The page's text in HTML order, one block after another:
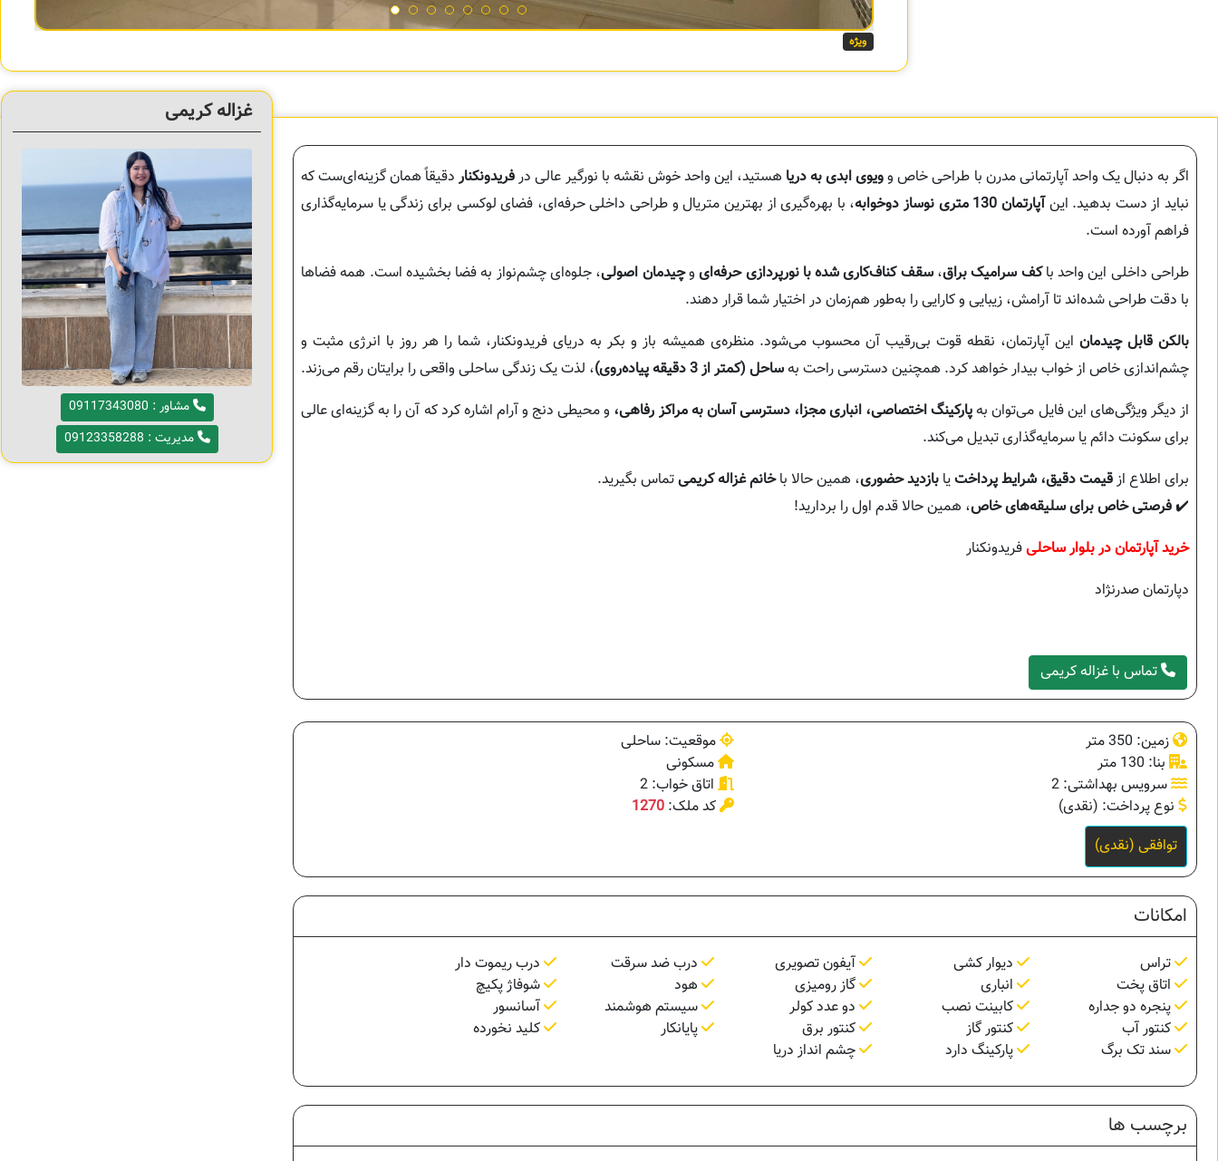
ویژه
غزاله کریمی
مشاور : 09117343080
مدیریت : 09123358288
اگر به دنبال یک واحد آپارتمانی مدرن با طراحی خاص وویوی ابدی به دریا هستید، این واحد خوش نقشه با نورگیر عالی درفریدونکناردقیقاً همان گزینه‌ای‌ست که
نباید از دست بدهید. اینآپارتمان 130 متری نوساز دوخوابه
، با بهره‌گیری از بهترین متریال و طراحی داخلی حرفه‌ای، فضای لوکسی برای زندگی یا سرمایه‌گذاری
فراهم آورده است.
طراحی داخلی این واحد باکف سرامیک براق،سقف کناف‌کاری شده با نورپردازی حرفه‌ایوچیدمان اصولی، جلوه‌ای چشم‌نواز به فضا بخشیده است. همه فضاها
با دقت طراحی شده‌اند تا آرامش، زیبایی و کارایی را به‌طور هم‌زمان در اختیار شما قرار دهند.
بالکن قابل چیدمان این آپارتمان، نقطه قوت بی‌رقیب آن محسوب می‌شود. منظره‌ی همیشه باز و بکر به دریای فریدونکنار، شما را هر روز با انرژی مثبت و
چشم‌اندازی خاص از خواب بیدار خواهد کرد. همچنین دسترسی راحت بهساحل (کمتر از 3 دقیقه پیاده‌روی)
، لذت یک زندگی ساحلی واقعی را برایتان رقم می‌زند.
از دیگر ویژگی‌های این فایل می‌توان بهپارکینگ اختصاصی، انباری مجزا، دسترسی آسان به مراکز رفاهی، و محیطی دنج و آرام اشاره کرد که آن را به گزینه‌ای عالی
برای سکونت دائم یا سرمایه‌گذاری تبدیل می‌کند.
برای اطلاع ازقیمت دقیق، شرایط پرداختیا بازدید حضوری، همین حالا باخانم غزاله کریمیتماس بگیرید.
✔️فرصتی خاص برای سلیقه‌های خاص، همین حالا قدم اول را بردارید!
خرید آپارتمان در بلوار ساحلیفریدونکنار
دپارتمان صدرنژاد
تماس با غزاله کریمی
زمین: 350 متر
موقعیت: ساحلی
بنا: 130 متر
مسکونی
سرویس بهداشتی: 2
اتاق خواب: 2
نوع پرداخت: (نقدی)
کد ملک: 1270
توافقی (نقدی)
امکانات
تراس دیوار کشی آیفون تصویری درب ضد سرقت
درب ریموت دار
اتاق پخت
انباری گاز رومیزی هود
شوفاژ پکیچ
پنجره دو جداره
کابینت نصب دو عدد کولر سیستم هوشمند
آسانسور
کنتور آب
کنتور گاز کنتور برق پایانکار
کلید نخورده
سند تک برگ
پارکینگ دارد چشم انداز دریا
برچسب ها